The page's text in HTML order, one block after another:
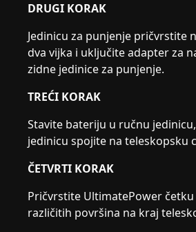
DRUGI KORAK
Jedinicu za punjenje pričvrstite
dva vijka i uključite adapter za
zidne jedinice za punjenje.
TREĆI KORAK
Stavite bateriju u ručnu
jedinicu spojite na teleskopsku
ČETVRTI KORAK
Pričvrstite UltimatePower četku
različitih površina na kraj